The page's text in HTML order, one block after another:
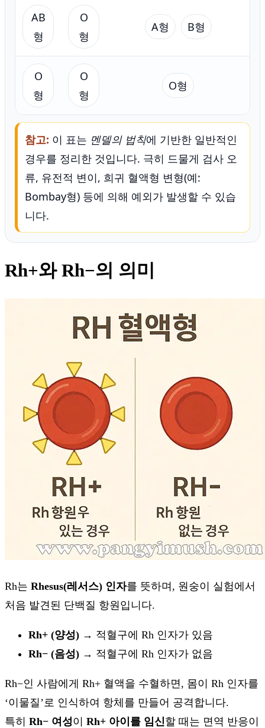
AB
형
O
형
A형 B형
O
형
O
형
O형
참고: 이 표는 멘델의 법칙에 기반한 일반적인
경우를 정리한 것입니다. 극히 드물게 검사 오
류, 유전적 변이, 희귀 혈액형 변형(예:
Bombay형) 등에 의해 예외가 발생할 수 있습
니다.
Rh+와 Rh−의 의미
Rh는 Rhesus(레서스) 인자를 뜻하며, 원숭이 실험에서
처음 발견된 단백질 항원입니다.
Rh+ (양성) → 적혈구에 Rh 인자가 있음
Rh− (음성) → 적혈구에 Rh 인자가 없음
Rh−인 사람에게 Rh+ 혈액을 수혈하면, 몸이 Rh 인자를
‘이물질’로 인식하여 항체를 만들어 공격합니다.
특히 Rh− 여성이 Rh+ 아이를 임신할 때는 면역 반응이